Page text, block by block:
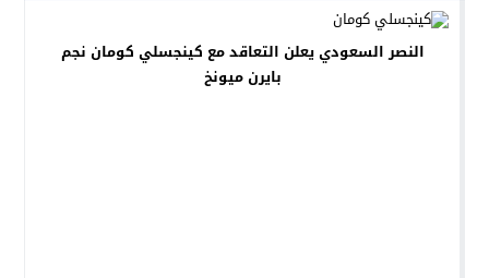
النصر السعودي يعلن التعاقد مع كينجسلي كومان نجم
بايرن ميونخ